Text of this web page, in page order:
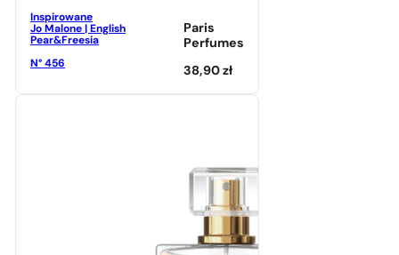
Inspirowane
Jo Malone | English
Pear&Freesia
N° 456
Paris
Perfumes
38,90zł